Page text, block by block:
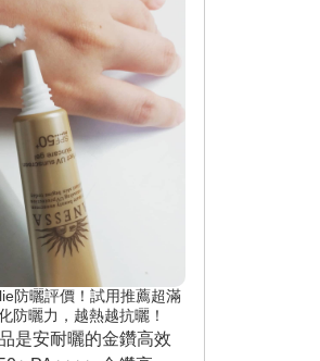
防曬評價！試用推薦超滿
防曬力，越熱越抗曬！
是安耐曬的金鑽高效